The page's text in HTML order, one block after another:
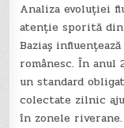
Analiza evoluției
atenție sporită
Baziaș
românesc. În anul
un standard
colectate zilnic
în zonele riverane.